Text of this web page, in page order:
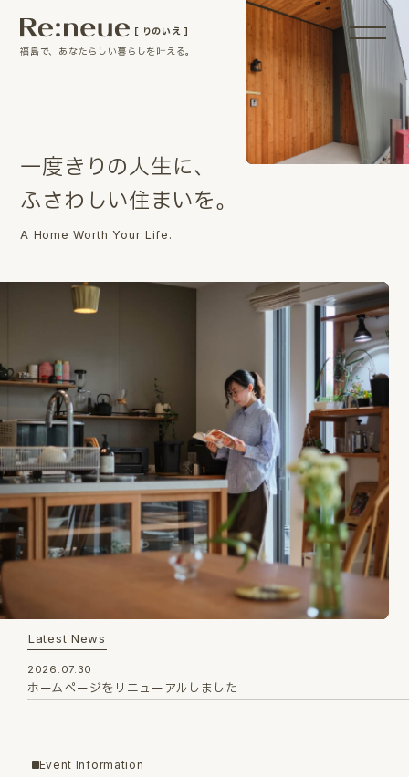
［ りのいえ ］
福島で、あなたらしい暮らしを叶える。
一度き りの人生に、
ふさわ しい住まいを。
A Home Worth Your Life.
Latest News
2026.07.30
ホームページをリニューアルしました
Event Information